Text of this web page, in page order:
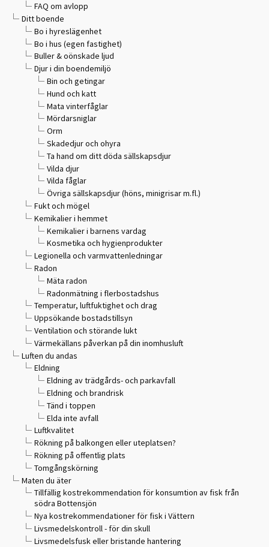
FAQ om avlopp
Ditt boende
Bo i hyreslägenhet
Bo i hus (egen fastighet)
Buller & oönskade ljud
Djur i din boendemiljö
Bin och getingar
Hund och katt
Mata vinterfåglar
Mördarsniglar
Orm
Skadedjur och ohyra
Ta hand om ditt döda sällskapsdjur
Vilda djur
Vilda fåglar
Övriga sällskapsdjur (höns, minigrisar m.fl.)
Fukt och mögel
Kemikalier i hemmet
Kemikalier i barnens vardag
Kosmetika och hygienprodukter
Legionella och varmvattenledningar
Radon
Mäta radon
Radonmätning i flerbostadshus
Temperatur, luftfuktighet och drag
Uppsökande bostadstillsyn
Ventilation och störande lukt
Värmekällans påverkan på din inomhusluft
Luften du andas
Eldning
Eldning av trädgårds- och parkavfall
Eldning och brandrisk
Tänd i toppen
Elda inte avfall
Luftkvalitet
Rökning på balkongen eller uteplatsen?
Rökning på offentlig plats
Tomgångskörning
Maten du äter
Tillfällig kostrekommendation för konsumtion av fisk från
södra Bottensjön
Nya kostrekommendationer för fisk i Vättern
Livsmedelskontroll - för din skull
Livsmedelsfusk eller bristande hantering